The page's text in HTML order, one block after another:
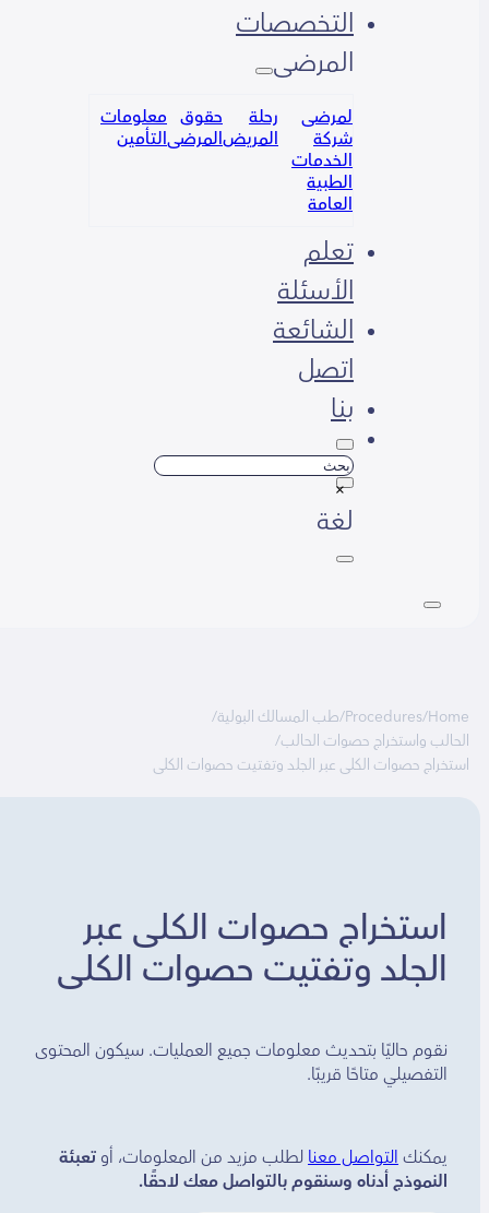
التخصصات
المرضى
لمرضى
شركة
الخدمات
الطبية
العامة
رحلة
المريض
حقوق
المرضى
معلومات
التأمين
تعلم
الأسئلة
الشائعة
اتصل
بنا
/
Procedures
/طب المسالك البولية /
واستخراج حصوات الحالب /
حصوات الكلى عبر الجلد وتفتيت حصوات الكلى
استخراج حصوات الكلى عبر
الجلد وتفتيت حصوات الكلى
نقوم حاليًا بتحديث معلومات جميع العمليات. سيكون المحتوى
التفصيلي متاحًا قريبًا.
يمكنكالتواصل معنالطلب مزيد من المعلومات، أوتعبئة
النموذج أدناه وسنقوم بالتواصل معك لاحقًا.